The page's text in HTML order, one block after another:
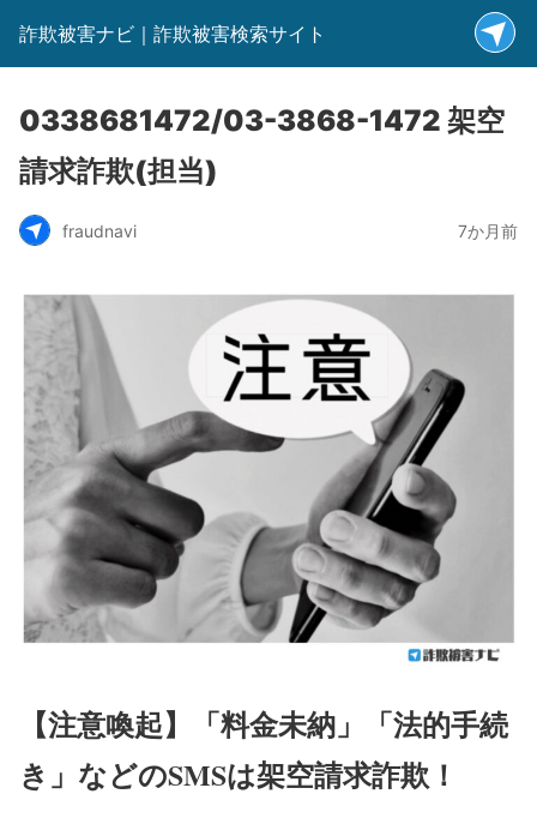
詐欺被害ナビ｜詐欺被害検索サイト
0338681472/03-3868-1472 架空
請求詐欺(担当)
fraudnavi 7か月前
【注意喚起】「料金未納」「法的手続
き」などのSMSは架空請求詐欺！